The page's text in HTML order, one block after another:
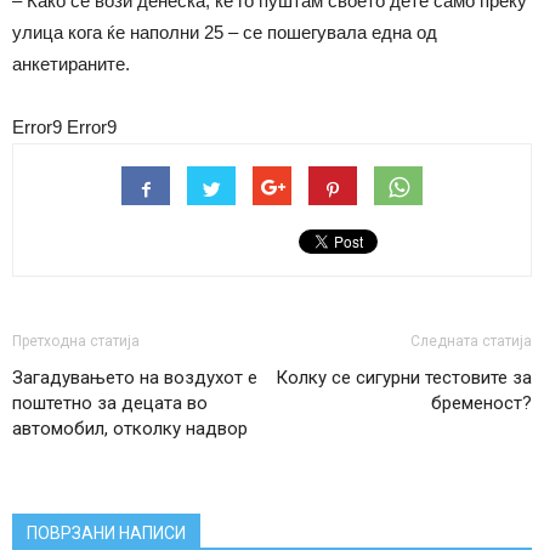
улица кога ќе наполни 25 – се пошегувала една од
анкетираните.
Error9 Error9
Претходна статија
Загадувањето на воздухот е
поштетно за децата во
автомобил, отколку надвор
Следната статија
Колку се сигурни тестовите за
бременост?
ПОВРЗАНИ НАПИСИ